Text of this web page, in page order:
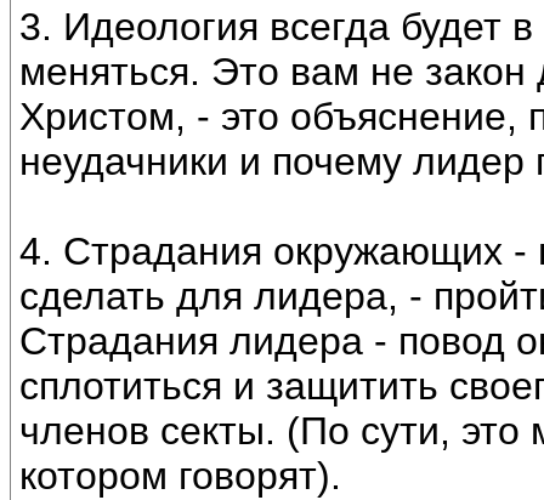
3. Идеология всегда будет
меняться. Это вам не
Христом, - это объяснение,
неудачники и почему лидер
4. Страдания окружающих -
сделать для лидера, -
Страдания лидера - повод
сплотиться и защитить
членов секты. (По сути,
котором говорят).